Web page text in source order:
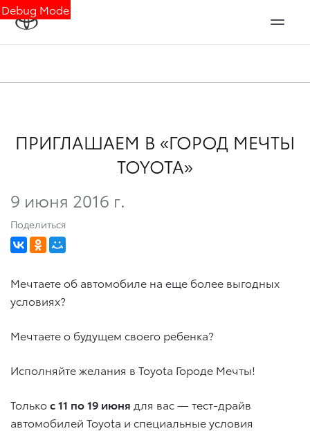
Debug Mode
ПРИГЛАШАЕМ В «ГОРОД МЕЧТЫ
TOYOTA»
9 июня 2016 г.
Поделиться
Мечтаете об автомобиле на еще более выгодных
условиях?
Мечтаете о будущем своего ребенка?
Исполняйте желания в Toyota Городе Мечты!
Толькос 11 по 19 июня для вас — тест-драйв
автомобилей Toyota и специальные условия